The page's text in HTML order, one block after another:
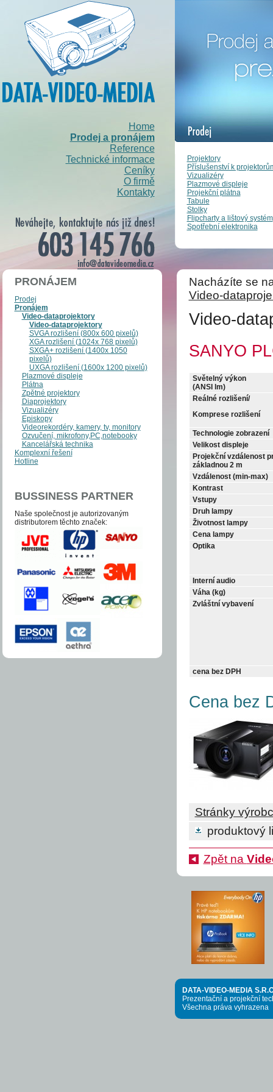
Home
Prodej a pronájem
Reference
Technické informace
Ceníky
O firmě
Kontakty
Projektory
Příslušenství k
Vizualizéry
Plazmové displeje
Projekční plátna
Tabule
Stolky
Flipcharty a lištový systém
Spotřební elektronika
PRONÁJEM
Prodej
Pronájem
Video-dataprojektory
Video-dataprojektory
SVGA rozlišení (800x 600 pixelů)
XGA rozlišení (1024x 768 pixelů)
SXGA+ rozlišení (1400x 1050
pixelů)
UXGA rozlišení (1600x 1200 pixelů)
Plazmové displeje
Plátna
Zpětné projektory
Diaprojektory
Vizualizéry
Episkopy
Videorekordéry, kamery, tv, monitory
Ozvučení, mikrofony,PC,notebooky
Kancelářská technika
Komplexní řešení
Hotline
BUSSINESS PARTNER
Naše společnost je auto­­ri­zo­va­ným
distri­bu­to­­rem těchto zna­ček:
Nacházíte se
Video-
Video-
SANYO
Světelný výkon
(ANSI lm)
Reálné rozlišení/
Komprese rozlišení
Technologie zobrazení
Velikost displeje
Projekční vzdálenost
základnou 2 m
Vzdálenost (min-max)
Kontrast
Vstupy
Druh lampy
Životnost lampy
Cena lampy
Optika
Interní audio
Váha (kg)
Zvláštní vybavení
cena bez DPH
Cena bez
Stránky
produktový
Zpět na
DATA-VIDEO-MEDIA
Prezentační a projekční
Všechna práva vyhrazena